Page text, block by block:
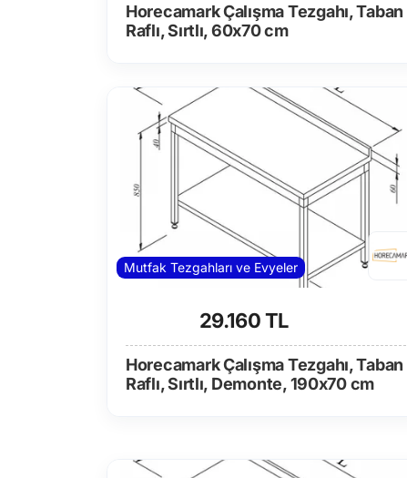
Horecamark Çalışma Tezgahı, Taban
Raflı, Sırtlı, 60x70 cm
Mutfak Tezgahları ve Evyeler
29.160 TL
Horecamark Çalışma Tezgahı, Taban
Raflı, Sırtlı, Demonte, 190x70 cm